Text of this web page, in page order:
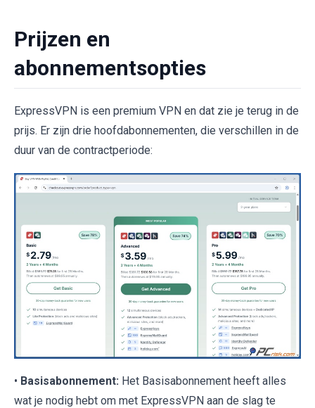
Prijzen en
abonnementsopties
ExpressVPN is een premium VPN en dat zie je terug in de
prijs. Er zijn drie hoofdabonnementen, die verschillen in de
duur van de contractperiode:
• Basisabonnement: Het Basisabonnement heeft alles
wat je nodig hebt om met ExpressVPN aan de slag te